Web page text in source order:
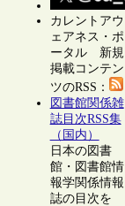
カレントアウ
ェアネス・ポ
ータル 新規
掲載コンテン
ツのRSS：
図書館関係雑
誌目次RSS集
（国内）
日本の図書
館・図書館情
報学関係情報
誌の目次を